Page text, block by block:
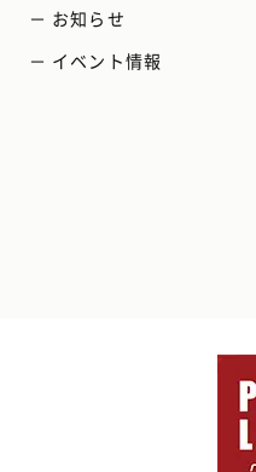
－ お知らせ
－ イベント情報